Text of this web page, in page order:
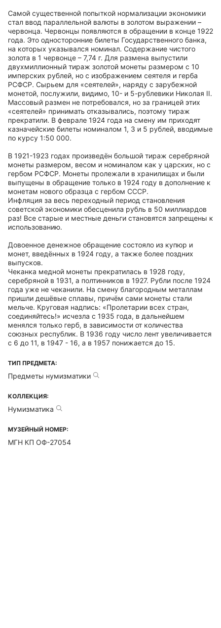
Самой существенной попыткой нормализации экономики
стал ввод параллельной валюты в золотом выражении –
червонца. Червонцы появляются в обращении в конце 1922
года. Это односторонние билеты Государственного банка,
на которых указывался номинал. Содержание чистого
золота в 1 червонце – 7,74 г. Для размена выпустили
двухмиллионный тираж золотой монеты размером с 10
имперских рублей, но с изображением сеятеля и герба
РСФСР. Сырьем для «сеятелей», наряду с зарубежной
монетой, послужили, видимо, 10- и 5-рублевики Николая II.
Массовый размен не потребовался, но за границей этих
«сеятелей» принимать отказывались, поэтому тираж
прекратили. В феврале 1924 года на смену им приходят
казначейские билеты номиналом 1, 3 и 5 рублей, вводимые
по курсу 1:50 000.
В 1921-1923 годах произведён большой тираж серебряной
монеты размером, весом и номиналом как у царских, но с
гербом РСФСР. Монеты пролежали в хранилищах и были
выпущены в обращение только в 1924 году в дополнение к
монетам нового образца с гербом СССР.
Инфляция за весь переходный период становления
советской экономики обесценила рубль в 50 миллиардов
раз! Все старые и местные деньги становятся запрещены к
использованию.
Довоенное денежное обращение состояло из купюр и
монет, введённых в 1924 году, а также более поздних
выпусков.
Чеканка медной монеты прекратилась в 1928 году,
серебряной в 1931, а полтинников в 1927. Рубли после 1924
года уже не чеканили. На смену благородным металлам
пришли дешёвые сплавы, причём сами монеты стали
мельче. Круговая надпись: «Пролетарии всех стран,
соединяйтесь!» исчезла с 1935 года, в дальнейшем
менялся только герб, в зависимости от количества
союзных республик. В 1936 году число лент увеличивается
с 6 до 11, в 1947 - 16, а в 1957 понижается до 15.
ТИП ПРЕДМЕТА:
Предметы нумизматики
КОЛЛЕКЦИЯ:
Нумизматика
МУЗЕЙНЫЙ НОМЕР:
МГН КП ОФ-27054